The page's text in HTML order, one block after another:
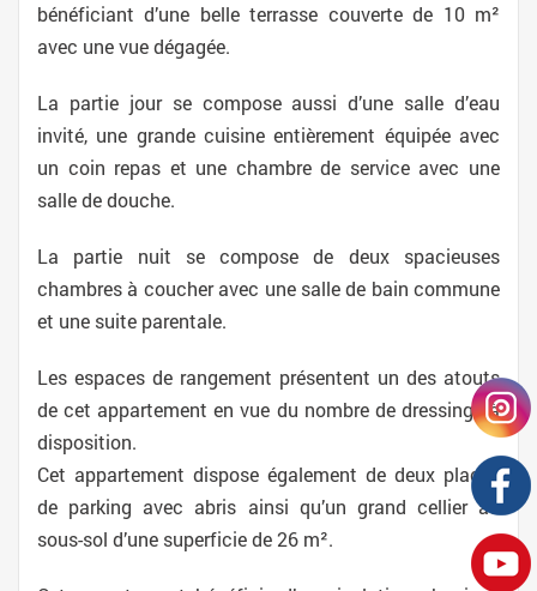
bénéficiant d’une belle terrasse couverte de 10 m²
avec une vue dégagée.
La partie jour se compose aussi d’une salle d’eau
invité, une grande cuisine entièrement équipée avec
un coin repas et une chambre de service avec une
salle de douche.
La partie nuit se compose de deux spacieuses
chambres à coucher avec une salle de bain commune
et une suite parentale.
Les espaces de rangement présentent un des atouts
de cet appartement en vue du nombre de dressings à
disposition.
Cet appartement dispose également de deux places
de parking avec abris ainsi qu’un grand cellier au
sous-sol d’une superficie de 26 m².